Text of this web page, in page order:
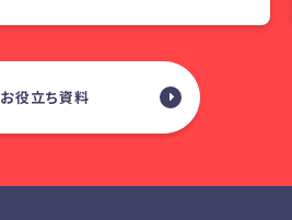
お役立ち資料